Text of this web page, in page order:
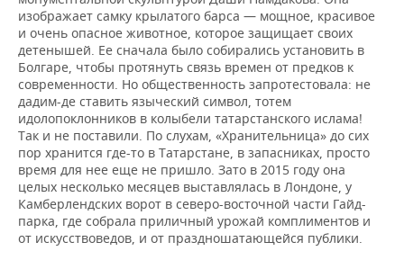
изображает самку крылатого барса — мощное, красивое
и очень опасное животное, которое защищает своих
детенышей. Ее сначала было собирались установить в
Болгаре, чтобы протянуть связь времен от предков к
современности. Но общественность запротестовала: не
дадим-де ставить языческий символ, тотем
идолопоклонников в колыбели татарстанского ислама!
Так и не поставили. По слухам, «Хранительница» до сих
пор хранится где-то в Татарстане, в запасниках, просто
время для нее еще не пришло. Зато в 2015 году она
целых несколько месяцев выставлялась в Лондоне, у
Камберлендских ворот в северо-восточной части Гайд-
парка, где собрала приличный урожай комплиментов и
от искусствоведов, и от праздношатающейся публики.